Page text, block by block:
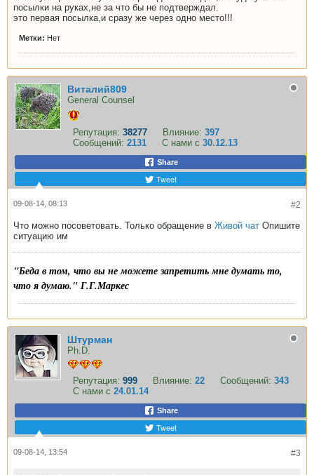
посылки на руках,не за что бы не подтверждал.
это первая посылка,и сразу же через одно место!!!
Метки: Нет
Виталий809
General Counsel
Репутация: 38277 Влияние: 397
Сообщений: 2131 С нами с 30.12.13
Share
Tweet
#2
09-08-14, 08:13
Что можно посоветовать. Только обращение в Живой чат Опишите
ситуацию им
"Беда в том, что вы не можете запретить мне думать то,
что я думаю." Г.Г.Маркес
Штурман
Ph.D.
Репутация: 999 Влияние: 22 Сообщений: 343
С нами с 24.01.14
Share
Tweet
#3
09-08-14, 13:54